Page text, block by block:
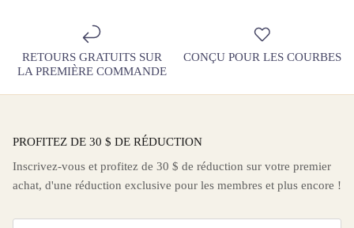
RETOURS GRATUITS SUR
LA PREMIÈRE COMMANDE
CONÇU POUR LES COURBES
PROFITEZ DE 30 $ DE RÉDUCTION
Inscrivez-vous et profitez de 30 $ de réduction sur votre premier
achat, d'une réduction exclusive pour les membres et plus encore !